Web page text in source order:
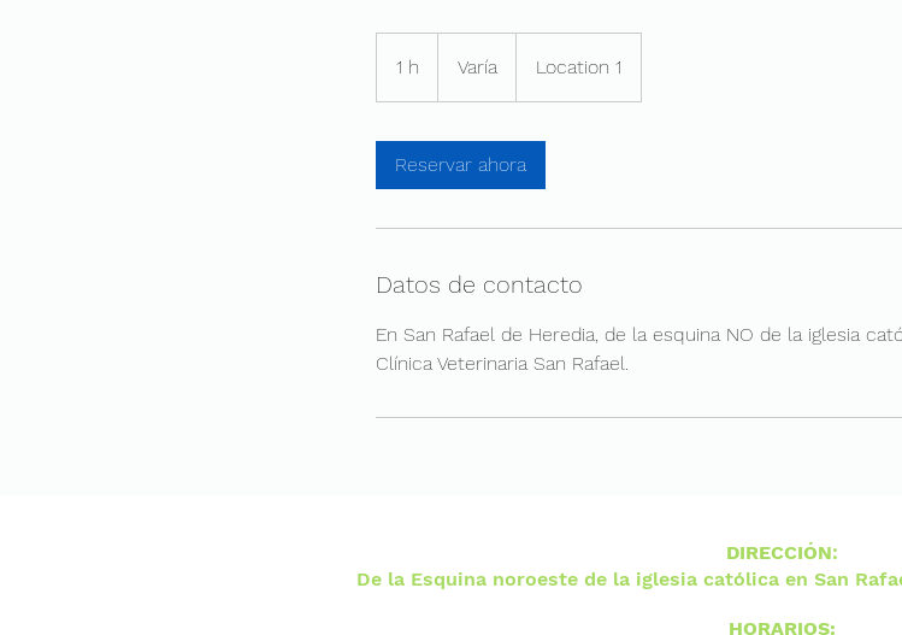
1 h Varía Location 1
Reservar ahora
Datos de contacto
En San Rafael de Heredia, de la esquina NO de la iglesia
Clínica Veterinaria San Rafael.
DIRECCIÓN:
De la Esquina noroeste de la iglesia católica en San
HORARIOS: